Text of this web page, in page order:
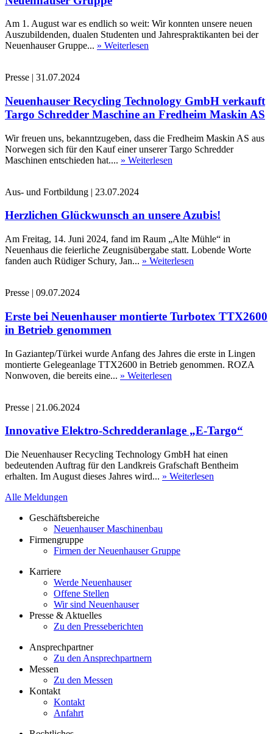
Am 1. August war es endlich so weit: Wir konnten unsere neuen
Auszubildenden, dualen Studenten und Jahrespraktikanten bei der
Neuenhauser Gruppe... » Weiterlesen
Presse | 31.07.2024
Neuenhauser Recycling Technology GmbH verkauft
Targo Schredder Maschine an Fredheim Maskin AS
Wir freuen uns, bekanntzugeben, dass die Fredheim Maskin AS aus
Norwegen sich für den Kauf einer unserer Targo Schredder
Maschinen entschieden hat.... » Weiterlesen
Aus- und Fortbildung | 23.07.2024
Herzlichen Glückwunsch an unsere Azubis!
Am Freitag, 14. Juni 2024, fand im Raum „Alte Mühle“ in
Neuenhaus die feierliche Zeugnisübergabe statt. Lobende Worte
fanden auch Rüdiger Schury, Jan... » Weiterlesen
Presse | 09.07.2024
Erste bei Neuenhauser montierte Turbotex TTX2600
in Betrieb genommen
In Gaziantep/Türkei wurde Anfang des Jahres die erste in Lingen
montierte Gelegeanlage TTX2600 in Betrieb genommen. ROZA
Nonwoven, die bereits eine... » Weiterlesen
Presse | 21.06.2024
Innovative Elektro-Schredderanlage „E-Targo“
Die Neuenhauser Recycling Technology GmbH hat einen
bedeutenden Auftrag für den Landkreis Grafschaft Bentheim
erhalten. Im August dieses Jahres wird... » Weiterlesen
Alle Meldungen
Geschäftsbereiche
Neuenhauser Maschinenbau
Firmengruppe
Firmen der Neuenhauser Gruppe
Karriere
Werde Neuenhauser
Offene Stellen
Wir sind Neuenhauser
Presse & Aktuelles
Zu den Presseberichten
Ansprechpartner
Zu den Ansprechpartnern
Messen
Zu den Messen
Kontakt
Kontakt
Anfahrt